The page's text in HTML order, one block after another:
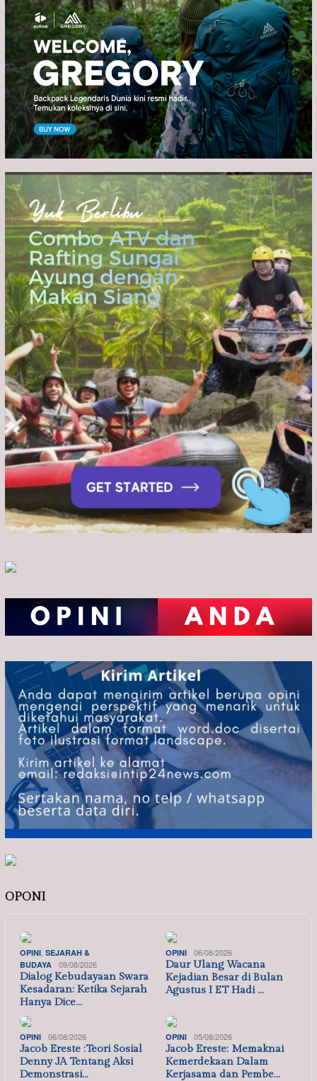
OPONI
OPINI SEJARAH &
BUDAYA
09/08/2026
Dialog Kebudayaan Swara
Kesadaran: Ketika Sejarah
Hanya Dice…
OPINI 06/08/2026
Daur Ulang Wacana
Kejadian Besar di Bulan
Agustus I ET Hadi …
OPINI 06/08/2026
Jacob Ereste :Teori Sosial
Denny JA Tentang Aksi
Demonstrasi…
OPINI 05/08/2026
Jacob Ereste: Memaknai
Kemerdekaan Dalam
Kerjasama dan Pembe…